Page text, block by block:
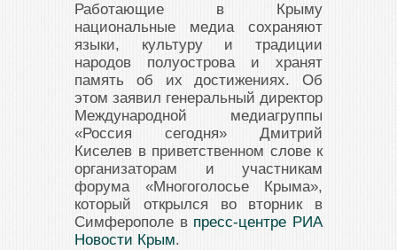
Работающие в Крыму
национальные медиа сохраняют
языки, культуру и традиции
народов полуострова и хранят
память об их достижениях. Об
этом заявил генеральный директор
Международной медиагруппы
«Россия сегодня» Дмитрий
Киселев в приветственном слове к
организаторам и участникам
форума «Многоголосье Крыма»,
который открылся во вторник в
Симферополе в пресс-центре РИА
Новости Крым.